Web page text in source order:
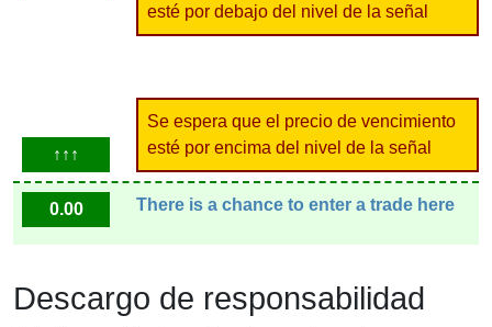
esté por debajo del nivel de la señal
↑↑↑
Se espera que el precio de vencimiento
esté por encima del nivel de la señal
0.00 There is a chance to enter a trade here
Descargo de responsabilidad